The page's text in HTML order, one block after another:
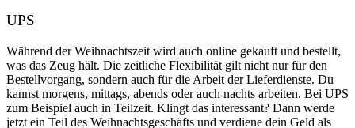
UPS
Während der Weihnachtszeit wird auch online gekauft und bestellt,
was das Zeug hält. Die zeitliche Flexibilität gilt nicht nur für den
Bestellvorgang, sondern auch für die Arbeit der Lieferdienste. Du
kannst morgens, mittags, abends oder auch nachts arbeiten. Bei UPS
zum Beispiel auch in Teilzeit. Klingt das interessant? Dann werde
jetzt ein Teil des Weihnachtsgeschäfts und verdiene dein Geld als